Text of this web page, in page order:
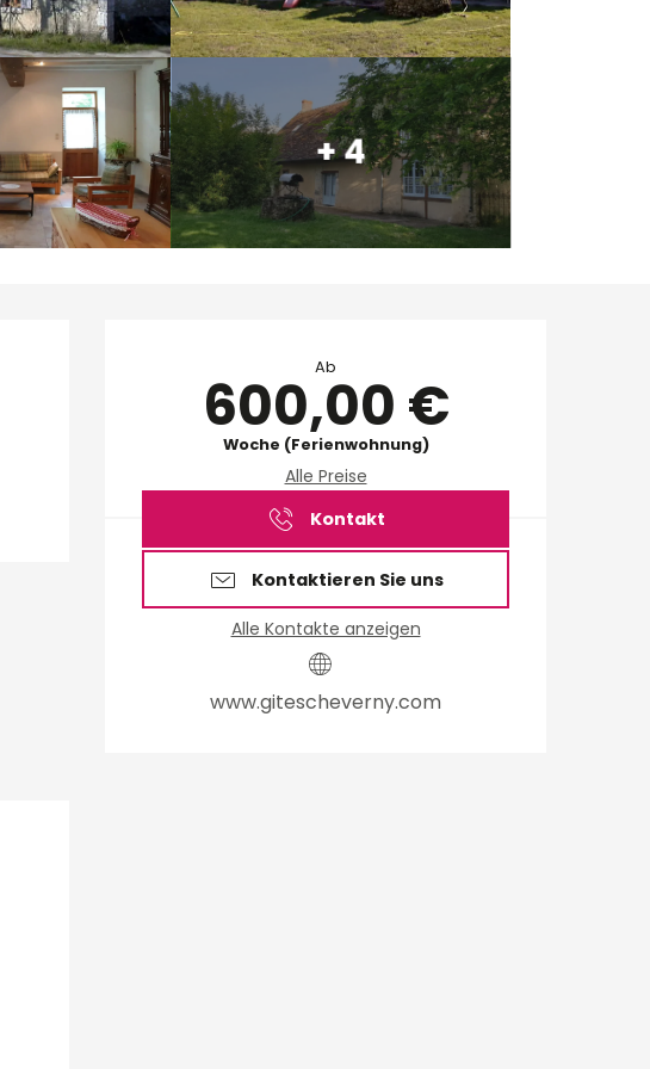
+ 4
Öffnungszeiten &
Ab
600,00 €
Woche (Ferienwohnung)
Alle Preise
Kontakt
Kontaktieren Sie uns
Alle Kontakte anzeigen
www.gitescheverny.com